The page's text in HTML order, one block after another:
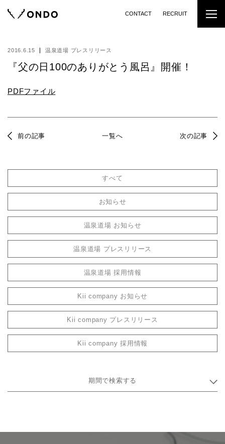
CONTACT RECRUIT
2016.6.15 温泉道場 プレスリリース
『父の日100のありがとう風呂』開催！
PDFファイル
前の記事 一覧へ 次の記事
すべて
お知らせ
温泉道場 お知らせ
温泉道場 プレスリリース
温泉道場 採用情報
Kii company お知らせ
Kii company プレスリリース
Kii company 採用情報
期間で検索する